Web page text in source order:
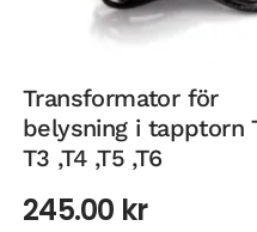
Transformator för
belysning i tapptorn
T3 ,T4 ,T5 ,T6
245.00 kr